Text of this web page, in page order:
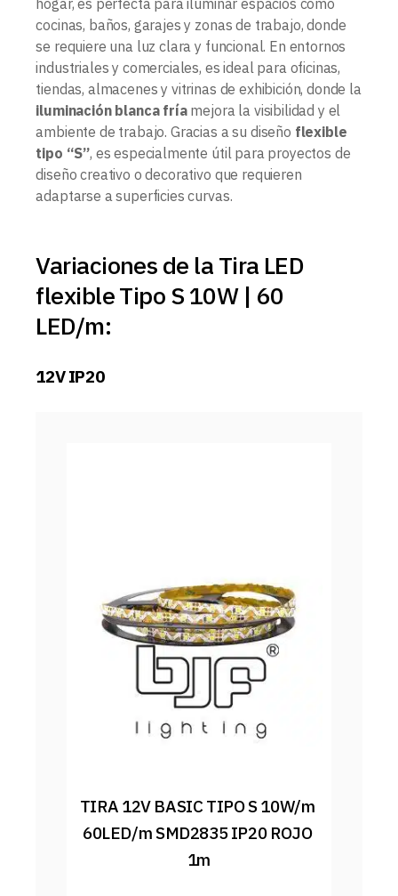
cocinas, baños, garajes y zonas de trabajo, donde
se requiere una luz clara y funcional. En entornos
industriales y comerciales, es ideal para oficinas,
tiendas, almacenes y vitrinas de exhibición, donde la
iluminación blanca fríamejora la visibilidad y el
ambiente de trabajo. Gracias a su diseño flexible
tipo “S”, es especialmente útil para proyectos de
diseño creativo o decorativo que requieren
adaptarse a superficies curvas.
Variaciones de la Tira LED
flexible Tipo S 10W | 60
LED/m:
12V IP20
TIRA 12V BASIC TIPO S 10W/m
60LED/m SMD2835 IP20 ROJO
1m